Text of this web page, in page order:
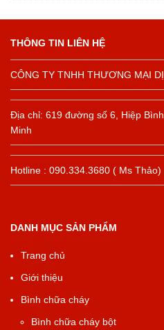
THÔNG TIN LIÊN HỆ
CÔNG TY TNHH THƯƠNG MẠI
Địa chỉ: 619 đường số 6, Hiệp
Minh
Hotline : 090.334.3680 ( Ms Thảo)
DANH MỤC SẢN PHẨM
Trang chủ
Giới thiệu
Bình chữa cháy
Bình chữa cháy bột